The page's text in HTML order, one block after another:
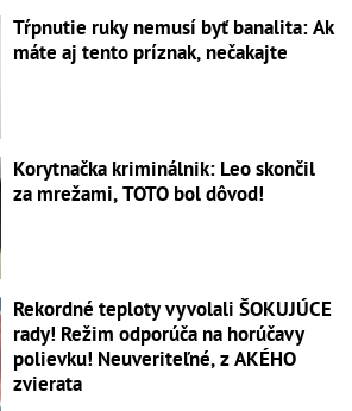
Tŕpnutie ruky nemusí byť banalita: Ak
máte aj tento príznak, nečakajte
Korytnačka kriminálnik: Leo skončil
za mrežami, TOTO bol dôvod!
Rekordné teploty vyvolali ŠOKUJÚCE
rady! Režim odporúča na horúčavy
polievku! Neuveriteľné, z AKÉHO
zvierata